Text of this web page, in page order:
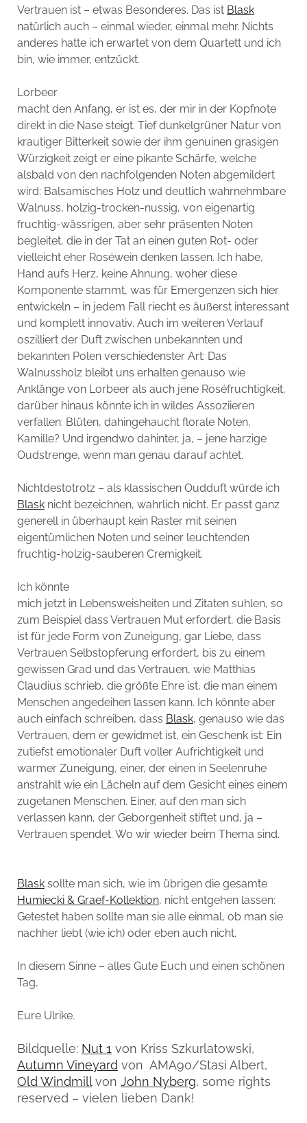
Vertrauen ist – etwas Besonderes. Das ist Blask
natürlich auch – einmal wieder, einmal mehr. Nichts
anderes hatte ich erwartet von dem Quartett und ich
bin, wie immer, entzückt.
Lorbeer
macht den Anfang, er ist es, der mir in der Kopfnote
direkt in die Nase steigt. Tief dunkelgrüner Natur von
krautiger Bitterkeit sowie der ihm genuinen grasigen
Würzigkeit zeigt er eine pikante Schärfe, welche
alsbald von den nachfolgenden Noten abgemildert
wird: Balsamisches Holz und deutlich wahrnehmbare
Walnuss, holzig-trocken-nussig, von eigenartig
fruchtig-wässrigen, aber sehr präsenten Noten
begleitet, die in der Tat an einen guten Rot- oder
vielleicht eher Roséwein denken lassen. Ich habe,
Hand aufs Herz, keine Ahnung, woher diese
Komponente stammt, was für Emergenzen sich hier
entwickeln – in jedem Fall riecht es äußerst interessant
und komplett innovativ. Auch im weiteren Verlauf
oszilliert der Duft zwischen unbekannten und
bekannten Polen verschiedenster Art: Das
Walnussholz bleibt uns erhalten genauso wie
Anklänge von Lorbeer als auch jene Roséfruchtigkeit,
darüber hinaus könnte ich in wildes Assoziieren
verfallen: Blüten, dahingehaucht florale Noten,
Kamille? Und irgendwo dahinter, ja, – jene harzige
Oudstrenge, wenn man genau darauf achtet.
Nichtdestotrotz – als klassischen Oudduft würde ich
Blasknicht bezeichnen, wahrlich nicht. Er passt ganz
generell in überhaupt kein Raster mit seinen
eigentümlichen Noten und seiner leuchtenden
fruchtig-holzig-sauberen Cremigkeit.
Ich könnte
mich jetzt in Lebensweisheiten und Zitaten suhlen, so
zum Beispiel dass Vertrauen Mut erfordert, die Basis
ist für jede Form von Zuneigung, gar Liebe, dass
Vertrauen Selbstopferung erfordert, bis zu einem
gewissen Grad und das Vertrauen, wie Matthias
Claudius schrieb, die größte Ehre ist, die man einem
Menschen angedeihen lassen kann. Ich könnte aber
auch einfach schreiben, dass Blask, genauso wie das
Vertrauen, dem er gewidmet ist, ein Geschenk ist: Ein
zutiefst emotionaler Duft voller Aufrichtigkeit und
warmer Zuneigung, einer, der einen in Seelenruhe
anstrahlt wie ein Lächeln auf dem Gesicht eines einem
zugetanen Menschen. Einer, auf den man sich
verlassen kann, der Geborgenheit stiftet und, ja –
Vertrauen spendet. Wo wir wieder beim Thema sind.
Blasksollte man sich, wie im übrigen die gesamte
Humiecki & Graef-Kollektion, nicht entgehen lassen:
Getestet haben sollte man sie alle einmal, ob man sie
nachher liebt (wie ich) oder eben auch nicht.
In diesem Sinne – alles Gute Euch und einen schönen
Tag,
Eure Ulrike.
Bildquelle: Nut 1 von Kriss Szkurlatowski,
Autumn Vineyard von AMA90/Stasi Albert,
Old Windmillvon John Nyberg, some rights
reserved – vielen lieben Dank!